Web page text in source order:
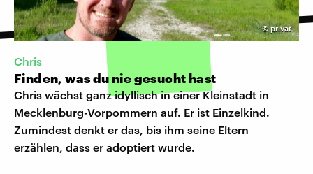
©privat
Chris
Finden, was du nie gesucht hast
Chris wächst ganz idyllisch in einer Kleinstadt in
Mecklenburg-Vorpommern auf. Er ist Einzelkind.
Zumindest denkt er das, bis ihm seine Eltern
erzählen, dass er adoptiert wurde.